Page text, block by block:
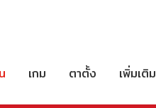
เกม ตาตั้ง เพิ่มเติม